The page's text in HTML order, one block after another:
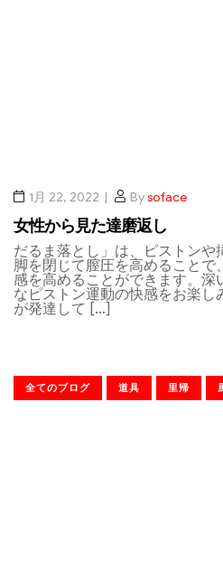
1月 22, 2022 Bysoface
女性から見た達磨返し
だるま落とし」は、ピストンや
脚を閉じて膣圧を高めることで
感を高めることができます。
なピストン運動の快感をお楽し
が発達して […]
全てのブログ 道具 里帰